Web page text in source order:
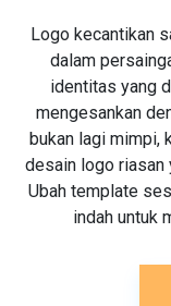
Logo kecantikan
dalam
identitas yang
mengesankan
bukan lagi mimpi,
desain logo riasan
Ubah template
indah untuk